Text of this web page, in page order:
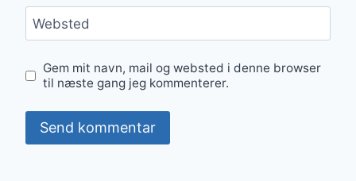
Websted
Gem mit navn, mail og websted i denne browser
til næste gang jeg kommenterer.